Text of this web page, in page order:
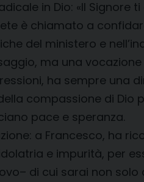
in Dio: «Il Signore
è chiamato a
del ministero e
ma una
ha sempre una
compassione di Dio
pace e speranza.
a Francesco, ha
e impurità, per
di cui sarai non